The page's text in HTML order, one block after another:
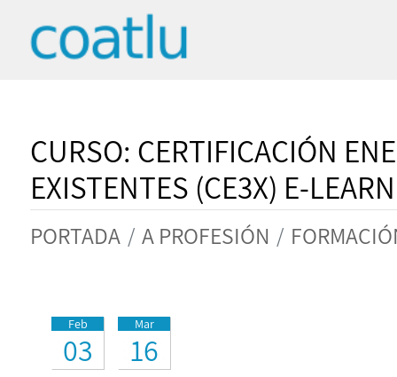
CURSO: CERTIFICACIÓN
EXISTENTES (CE3X) E-
PORTADA A PROFESIÓN
Feb
03
Mar
16